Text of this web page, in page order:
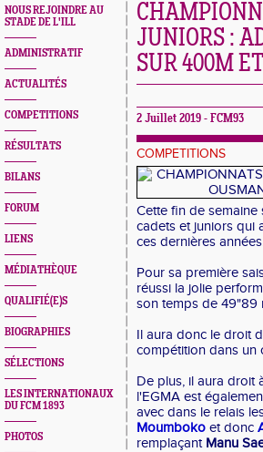
NOUS REJOINDRE AU
STADE DE L'ILL
ADMINISTRATIF
ACTUALITÉS
COMPETITIONS
RÉSULTATS
BILANS
FORUM
LIENS
MÉDIATHÈQUE
QUALIFIÉ(E)S
BIOGRAPHIES
SÉLECTIONS
LES INTERNATIONAUX
DU FCM 1893
PHOTOS
JUNIORS :
SUR 400M
2 Juillet 2019 - FCM93
COMPETITIONS
Cette fin de semaine
cadets et juniors qui
ces dernières
Pour sa première
réussi la jolie
son temps de 49"89
Il aura donc le droit
compétition dans un
De plus, il aura droit
l'EGMA est
avec dans le relais
Moumboko et donc
remplaçant Manu